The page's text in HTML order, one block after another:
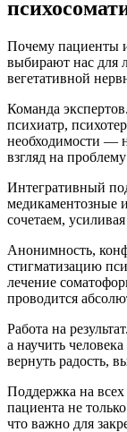
Почему пациенты
выбирают нас для
вегетативной
Команда
психиатр,
необходимости —
взгляд на проблему
Интегративный
медикаментозные
сочетаем,
Анонимность,
стигматизацию
лечение
проводится
Работа на
а научить
вернуть радость,
Поддержка на
пациента не
что важно для